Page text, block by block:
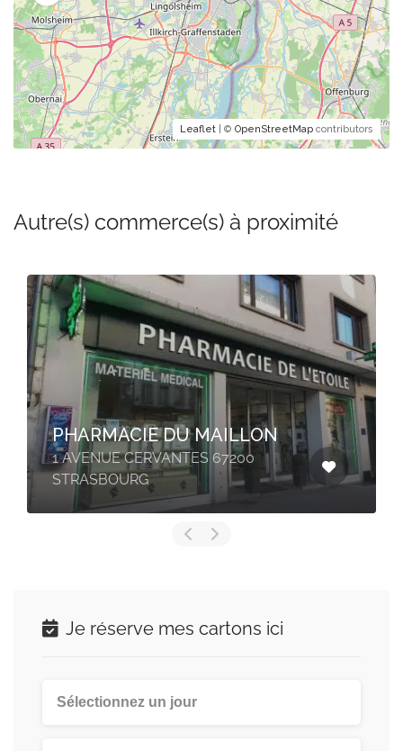
Leaflet | © OpenStreetMap contributors
Autre(s) commerce(s) à proximité
PHARMACIE DU MAILLON
1 AVENUE CERVANTES 67200
STRASBOURG
Je réserve mes cartons ici